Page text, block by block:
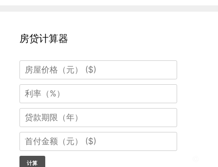
房贷计算器